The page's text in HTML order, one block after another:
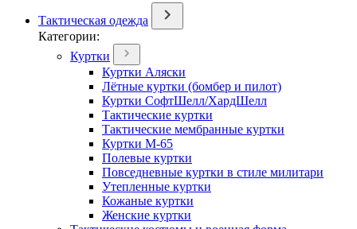
Тактическая одежда
Категории:
Куртки
Куртки Аляски
Лётные куртки (бомбер и пилот)
Куртки СофтШелл/ХардШелл
Тактические куртки
Тактические мембранные куртки
Куртки М-65
Полевые куртки
Повседневные куртки в стиле милитари
Утепленные куртки
Кожаные куртки
Женские куртки